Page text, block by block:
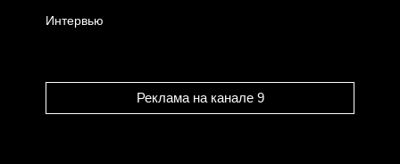
Интервью
Реклама на канале 9